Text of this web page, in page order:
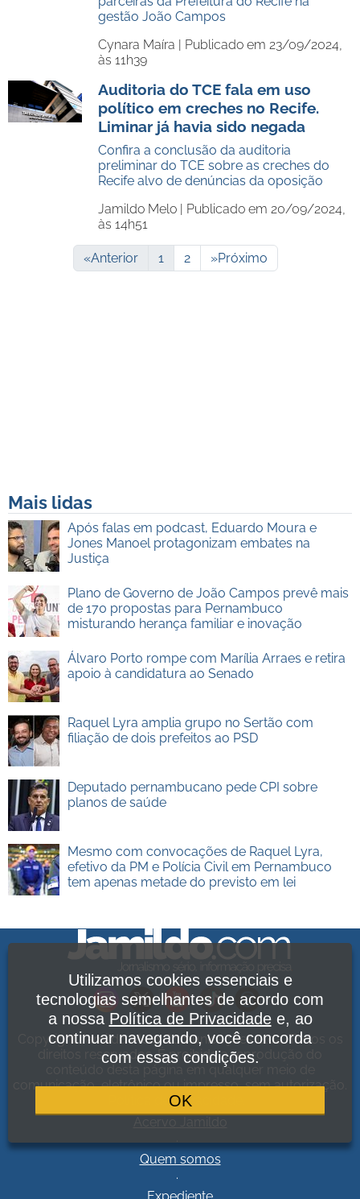
gestão João Campos
Cynara Maíra | Publicado em 23/09/2024,
às 11h39
Auditoria do TCE fala em uso
político em creches no Recife.
Liminar já havia sido negada
Confira a conclusão da auditoria
preliminar do TCE sobre as creches do
Recife alvo de denúncias da oposição
Jamildo Melo | Publicado em 20/09/2024,
às 14h51
«Anterior 1 2 »Próximo
Mais lidas
Após falas em podcast, Eduardo Moura e
Jones Manoel protagonizam embates na
Justiça
Plano de Governo de João Campos prevê mais
de 170 propostas para Pernambuco
misturando herança familiar e inovação
Álvaro Porto rompe com Marília Arraes e retira
apoio à candidatura ao Senado
Raquel Lyra amplia grupo no Sertão com
filiação de dois prefeitos ao PSD
Deputado pernambucano pede CPI sobre
planos de saúde
Mesmo com convocações de Raquel Lyra,
efetivo da PM e Polícia Civil em Pernambuco
tem apenas metade do previsto em lei
Copyright Jamildo Melo Comunicações Ltda. Todos os
direitos reservados. É proibida a reprodução do
conteúdo desta página em qualquer meio de
comunicação, eletrônico ou impresso, sem autorização.
Política de Privacidade
Quem somos
.
Utilizamos cookies essenciais e
tecnologias semelhantes de acordo com
a nossa Política de Privacidadee, ao
continuar navegando, você concorda
com essas condições.
OK